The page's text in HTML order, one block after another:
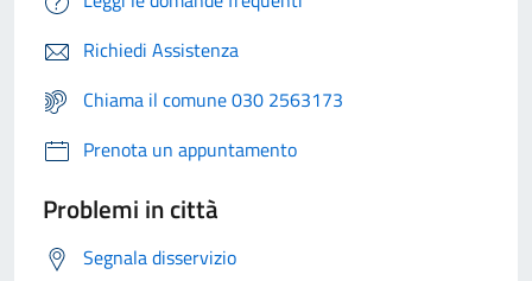
Richiedi Assistenza
Chiama il comune 030 2563173
Prenota un appuntamento
Problemi in città
Segnala disservizio